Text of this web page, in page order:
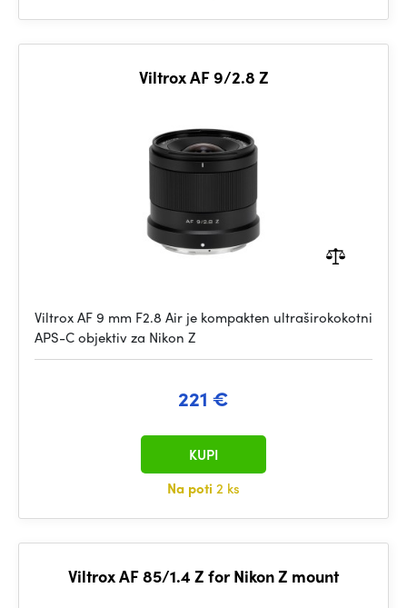
Viltrox AF 9/2.8 Z
Viltrox AF 9 mm F2.8 Air je kompakten ultraširokokotni
APS-C objektiv za Nikon Z
221 €
Na poti 2 ks
KUPI
Viltrox AF 85/1.4 Z for Nikon Z mount